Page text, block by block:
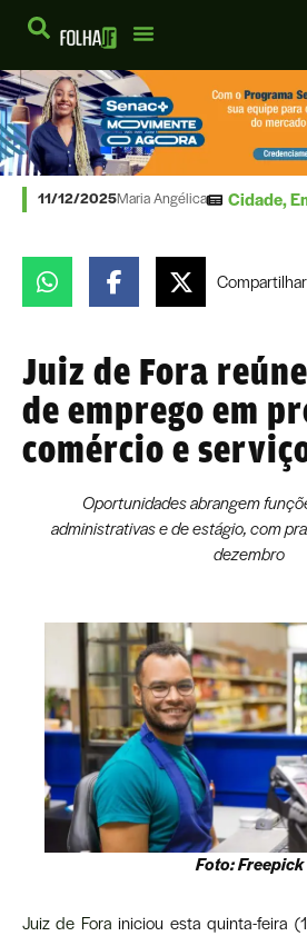
11/12/2025Maria Angélica Cidade,
Compartilhar
Juiz de Fora
de emprego em
comércio e
Oportunidades abrangem
administrativas e de estágio, com
dezembro
Foto: Freepick
Juiz de Fora iniciou esta quinta-feira